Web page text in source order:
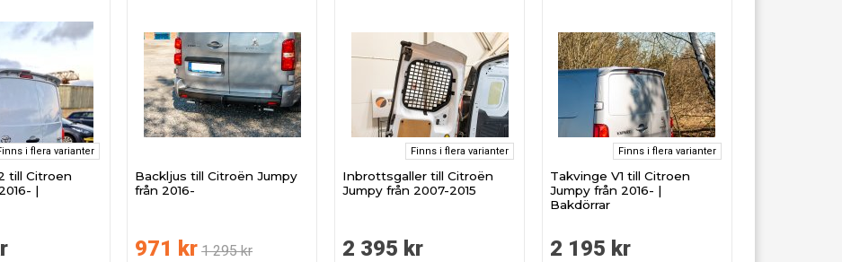
i flera varianter
till Citroen
|
Backljus till Citroën Jumpy
från 2016-
971 kr 1 295 kr
Finns i flera varianter
Inbrottsgaller till Citroën
Jumpy från 2007-2015
2 395 kr
Finns i flera varianter
Takvinge V1 till Citroen
Jumpy från 2016- |
Bakdörrar
2 195 kr